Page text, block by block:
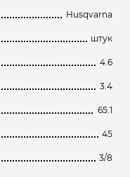
Husqvarna
штук
4.6
3.4
65.1
45
3/8